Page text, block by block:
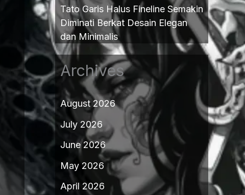
Tato Garis Halus Fineline Semakin
Diminati Berkat Desain Elegan
dan Minimalis
Archives
August 2026
July 2026
June 2026
May 2026
April 2026